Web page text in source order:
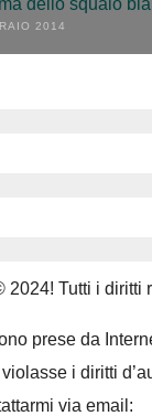
2014
2024! Tutti i diritti
prese da
i diritti
via email: